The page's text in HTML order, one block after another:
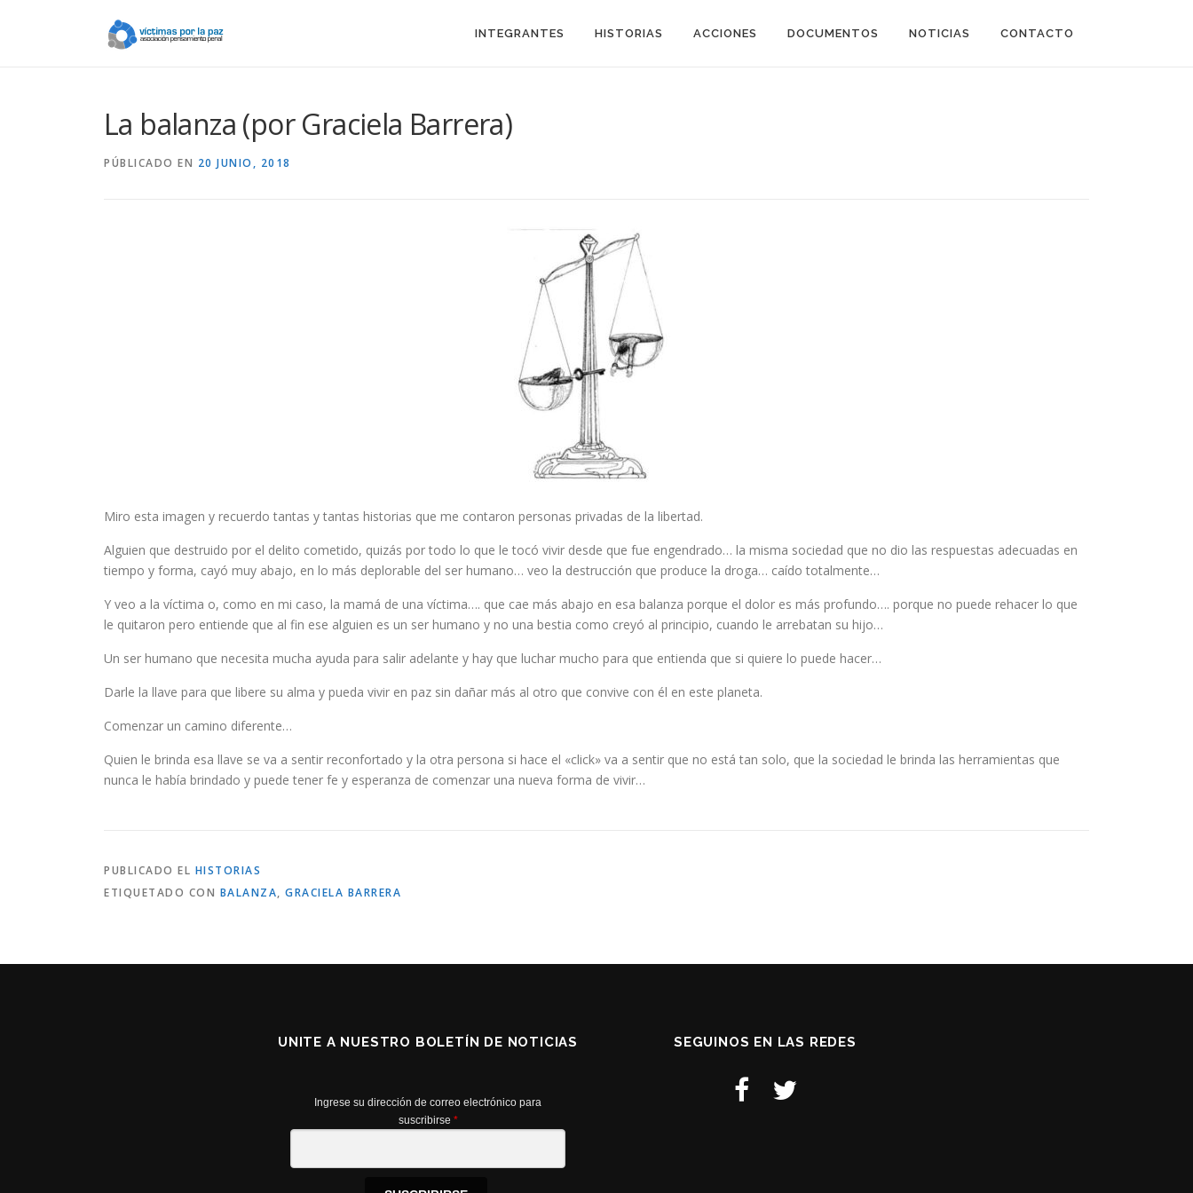
INTEGRANTES HISTORIAS ACCIONES DOCUMENTOS NOTICIAS CONTACTO
La balanza (por Graciela Barrera)
PÚBLICADO EN 20 JUNIO, 2018
Miro esta imagen y recuerdo tantas y tantas historias que me contaron personas privadas de la libertad.
Alguien que destruido por el delito cometido, quizás por todo lo que le tocó vivir desde que fue engendrado… la misma sociedad que no dio las respuestas adecuadas en
tiempo y forma, cayó muy abajo, en lo más deplorable del ser humano… veo la destrucción que produce la droga… caído totalmente…
Y veo a la víctima o, como en mi caso, la mamá de una víctima…. que cae más abajo en esa balanza porque el dolor es más profundo…. porque no puede rehacer lo que
le quitaron pero entiende que al fin ese alguien es un ser humano y no una bestia como creyó al principio, cuando le arrebatan su hijo…
Un ser humano que necesita mucha ayuda para salir adelante y hay que luchar mucho para que entienda que si quiere lo puede hacer…
Darle la llave para que libere su alma y pueda vivir en paz sin dañar más al otro que convive con él en este planeta.
Comenzar un camino diferente…
Quien le brinda esa llave se va a sentir reconfortado y la otra persona si hace el «click» va a sentir que no está tan solo, que la sociedad le brinda las herramientas que
nunca le había brindado y puede tener fe y esperanza de comenzar una nueva forma de vivir…
PUBLICADO EL HISTORIAS
ETIQUETADO CON BALANZA, GRACIELA BARRERA
UNITE A NUESTRO BOLETÍN DE NOTICIAS
Ingrese su dirección de correo electrónico para
suscribirse *
SEGUINOS EN LAS REDES